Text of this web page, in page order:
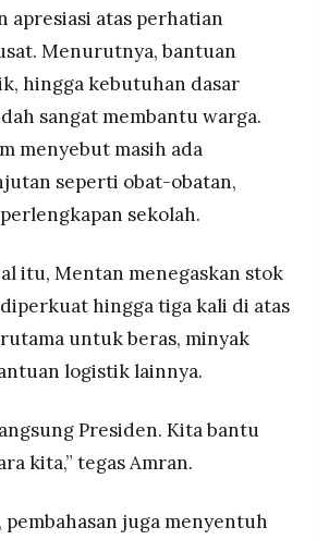
apresiasi atas perhatian
Menurutnya, bantuan
hingga kebutuhan dasar
sangat membantu warga.
menyebut masih ada
seperti obat-obatan,
sekolah.
itu, Mentan menegaskan stok
hingga tiga kali di atas
untuk beras, minyak
logistik lainnya.
Presiden. Kita bantu
kita,” tegas Amran.
pembahasan juga menyentuh